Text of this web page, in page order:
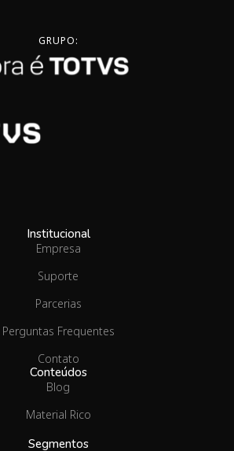
GRUPO:
Institucional
Empresa
Suporte
Parcerias
Perguntas Frequentes
Contato
Conteúdos
Blog
Material Rico
Segmentos